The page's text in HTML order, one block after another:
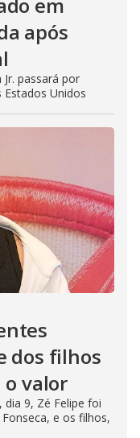
após
passará por
Unidos
dos filhos
o valor
9, Zé Felipe foi
e os filhos,